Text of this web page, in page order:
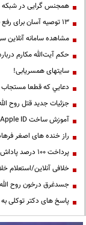
همجنس گرایی در شبکه
13 توصیه آسان برای رفع بوی بد دهان
مشاهده سامانه آنلاين
حكم آيت‌الله مكارم
سایتهای همسریابی!
دعايي كه قطعا
جزئیات جدید قتل روح
آموزش ساخت Apple ID برای کاربران ایرانی
راز خنده های اصغر
پرداخت ۱۰۰ درصد پاداش پایان خدمت فرهنگیان
خلافی آنلاین/استعلام
جسدغرق درخون روح
پاسخ های دکتر توکلی